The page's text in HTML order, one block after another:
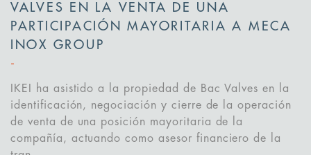
VALVES EN LA VENTA DE UNA
PARTICIPACIÓN MAYORITARIA A MECA
INOX GROUP
IKEI ha asistido a la propiedad de Bac Valves en la
identificación, negociación y cierre de la operación
de venta de una posición mayoritaria de la
compañía, actuando como asesor financiero de la